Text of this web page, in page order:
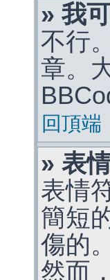
» 我
不行
章。
回頂端
» 表
表情
簡短
傷的
然而